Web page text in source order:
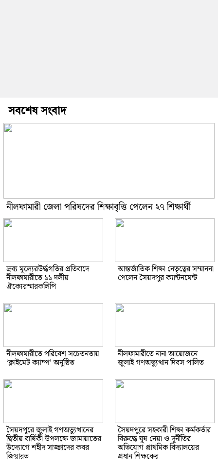
সবশেষ সংবাদ
নীলফামারী জেলা পরিষদের শিক্ষাবৃত্তি পেলেন ২৭ শিক্ষার্থী
দ্রব্য মূল্যেরউর্দ্ধগতির প্রতিবাদে
নীলফামারীতে ১১ দলীয়
ঐক্যেরস্মারকলিপি
আন্তর্জাতিক শিক্ষা নেতৃত্বের সম্মাননা
পেলেন সৈয়দপুর ক্যান্টনমেন্ট
নীলফামারীতে পরিবেশ সচেতনতায়
‘ক্লাইমেট ক্যাম্প’ অনুষ্ঠিত
নীলফামারীতে নানা আয়োজনে
জুলাই গণঅভ্যুত্থান দিবস পালিত
সৈয়দপুরে জুলাই গণঅভ্যুত্থানের
দ্বিতীয় বার্ষিকী উপলক্ষে জামায়াতের
উদ্যোগে শহীদ সাজ্জাদের কবর
জিয়ারত
সৈয়দপুরে সহকারী শিক্ষা কর্মকর্তার
বিরুদ্ধে ঘুষ নেয়া ও দূর্নীতির
অভিযোগ প্রাথমিক বিদ্যালয়ের
প্রধান শিক্ষকের